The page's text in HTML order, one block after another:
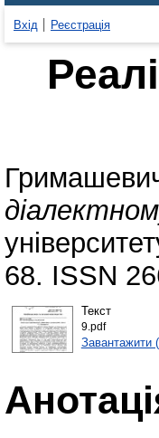
Вхід Реєстрація
68. ISSN
Текст
9.pdf
Завантажити